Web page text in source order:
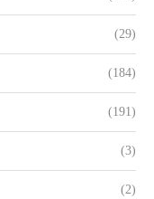
(29)
(184)
(191)
(3)
(2)